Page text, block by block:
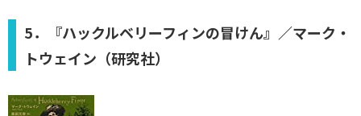
5．『ハックルベリーフィンの冒けん』／マーク・
トウェイン（研究社）